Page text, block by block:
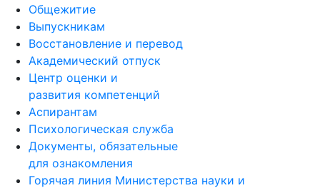
Общежитие
Выпускникам
Восстановление и перевод
Академический отпуск
Центр оценки и
развития компетенций
Аспирантам
Психологическая служба
Документы, обязательные
для ознакомления
Горячая линия Министерства науки и